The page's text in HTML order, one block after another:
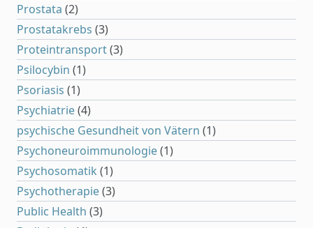
Prostata (2)
Prostatakrebs (3)
Proteintransport(3)
Psilocybin (1)
Psoriasis (1)
Psychiatrie(4)
psychische Gesundheit von Vätern (1)
Psychoneuroimmunologie(1)
Psychosomatik (1)
Psychotherapie(3)
Public Health (3)